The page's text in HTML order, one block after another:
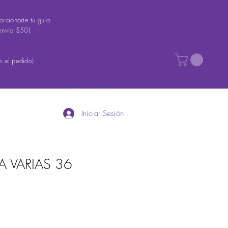
tu guía.
$50)
el pedido)
Iniciar Sesión
VARIAS 36